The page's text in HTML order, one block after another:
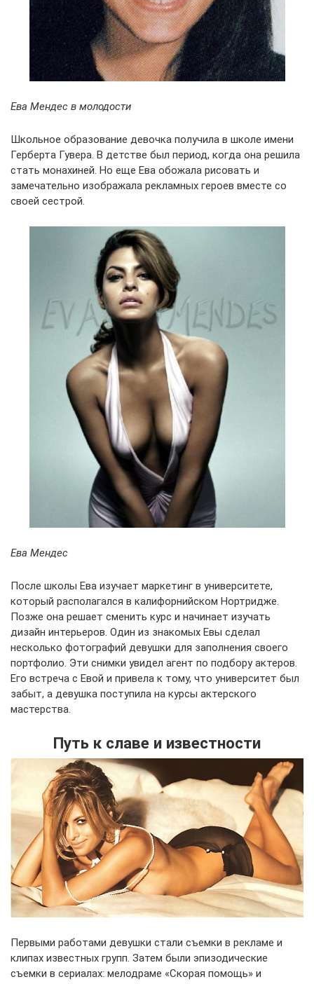
Ева Мендес в молодости
Школьное образование девочка получила в школе имени
Герберта Гувера. В детстве был период, когда она решила
стать монахиней. Но еще Ева обожала рисовать и
замечательно изображала рекламных героев вместе со
своей сестрой.
Ева Мендес
После школы Ева изучает маркетинг в университете,
который располагался в калифорнийском Нортридже.
Позже она решает сменить курс и начинает изучать
дизайн интерьеров. Один из знакомых Евы сделал
несколько фотографий девушки для заполнения своего
портфолио. Эти снимки увидел агент по подбору актеров.
Его встреча с Евой и привела к тому, что университет был
забыт, а девушка поступила на курсы актерского
мастерства.
Путь к славе и известности
Первыми работами девушки стали съемки в рекламе и
клипах известных групп. Затем были эпизодические
съемки в сериалах: мелодраме «Скорая помощь» и